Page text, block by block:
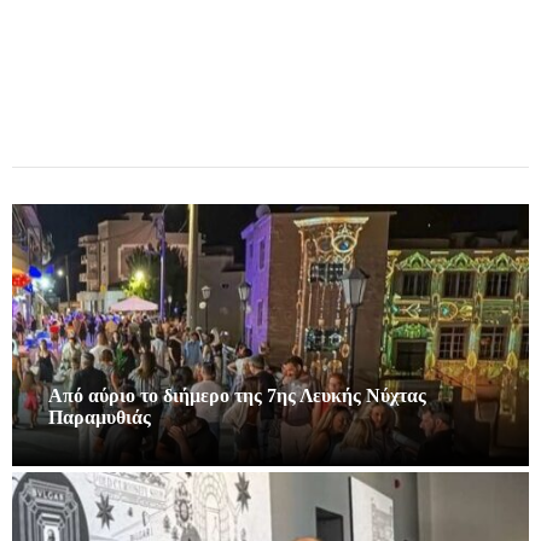
Από αύριο το διήμερο της 7ης Λευκής Νύχτας
Παραμυθιάς